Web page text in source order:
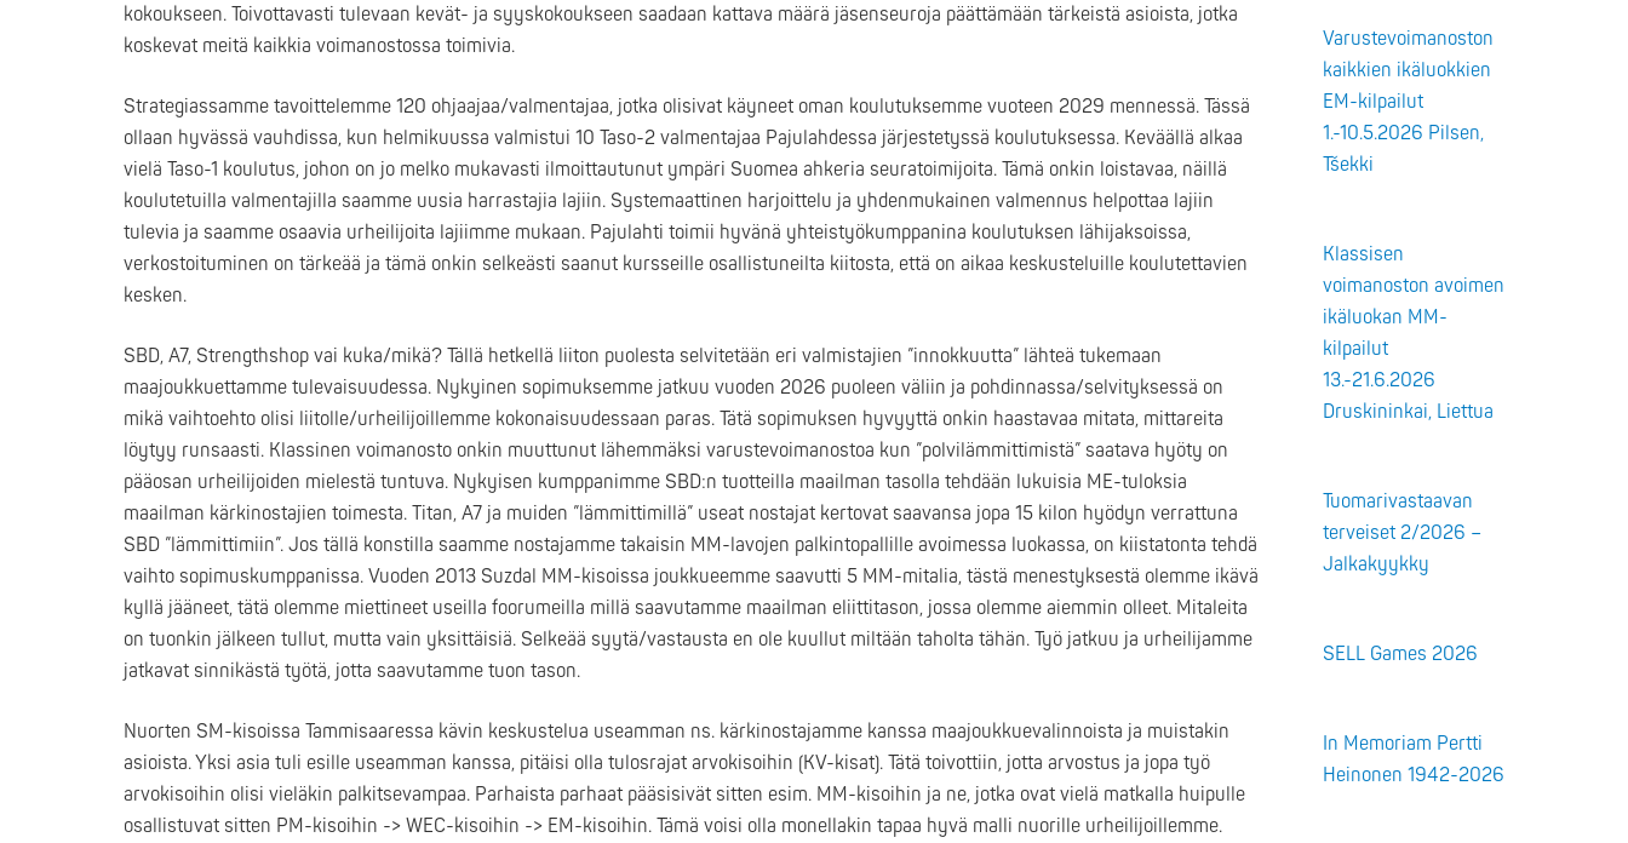
kokoukseen. Toivottavasti tulevaan kevät- ja syyskokoukseen saadaan kattava määrä jäsenseuroja päättämään tärkeistä asioista, jotka
koskevat meitä kaikkia voimanostossa toimivia.
Strategiassamme tavoittelemme 120 ohjaajaa/valmentajaa, jotka olisivat käyneet oman koulutuksemme vuoteen 2029 mennessä. Tässä
ollaan hyvässä vauhdissa, kun helmikuussa valmistui 10 Taso-2 valmentajaa Pajulahdessa järjestetyssä koulutuksessa. Keväällä alkaa
vielä Taso-1 koulutus, johon on jo melko mukavasti ilmoittautunut ympäri Suomea ahkeria seuratoimijoita. Tämä onkin loistavaa, näillä
koulutetuilla valmentajilla saamme uusia harrastajia lajiin. Systemaattinen harjoittelu ja yhdenmukainen valmennus helpottaa lajiin
tulevia ja saamme osaavia urheilijoita lajiimme mukaan. Pajulahti toimii hyvänä yhteistyökumppanina koulutuksen lähijaksoissa,
verkostoituminen on tärkeää ja tämä onkin selkeästi saanut kursseille osallistuneilta kiitosta, että on aikaa keskusteluille koulutettavien
kesken.
SBD, A7, Strengthshop vai kuka/mikä? Tällä hetkellä liiton puolesta selvitetään eri valmistajien ”innokkuutta” lähteä tukemaan
maajoukkuettamme tulevaisuudessa. Nykyinen sopimuksemme jatkuu vuoden 2026 puoleen väliin ja pohdinnassa/selvityksessä on
mikä vaihtoehto olisi liitolle/urheilijoillemme kokonaisuudessaan paras. Tätä sopimuksen hyvyyttä onkin haastavaa mitata, mittareita
löytyy runsaasti. Klassinen voimanosto onkin muuttunut lähemmäksi varustevoimanostoa kun ”polvilämmittimistä” saatava hyöty on
pääosan urheilijoiden mielestä tuntuva. Nykyisen kumppanimme SBD:n tuotteilla maailman tasolla tehdään lukuisia ME-tuloksia
maailman kärkinostajien toimesta. Titan, A7 ja muiden ”lämmittimillä” useat nostajat kertovat saavansa jopa 15 kilon hyödyn verrattuna
SBD ”lämmittimiin”. Jos tällä konstilla saamme nostajamme takaisin MM-lavojen palkintopallille avoimessa luokassa, on kiistatonta tehdä
vaihto sopimuskumppanissa. Vuoden 2013 Suzdal MM-kisoissa joukkueemme saavutti 5 MM-mitalia, tästä menestyksestä olemme ikävä
kyllä jääneet, tätä olemme miettineet useilla foorumeilla millä saavutamme maailman eliittitason, jossa olemme aiemmin olleet. Mitaleita
on tuonkin jälkeen tullut, mutta vain yksittäisiä. Selkeää syytä/vastausta en ole kuullut miltään taholta tähän. Työ jatkuu ja urheilijamme
jatkavat sinnikästä työtä, jotta saavutamme tuon tason.
Nuorten SM-kisoissa Tammisaaressa kävin keskustelua useamman ns. kärkinostajamme kanssa maajoukkuevalinnoista ja muistakin
asioista. Yksi asia tuli esille useamman kanssa, pitäisi olla tulosrajat arvokisoihin (KV-kisat). Tätä toivottiin, jotta arvostus ja jopa työ
arvokisoihin olisi vieläkin palkitsevampaa. Parhaista parhaat pääsisivät sitten esim. MM-kisoihin ja ne, jotka ovat vielä matkalla huipulle
osallistuvat sitten PM-kisoihin -> WEC-kisoihin -> EM-kisoihin. Tämä voisi olla monellakin tapaa hyvä malli nuorille urheilijoillemme.
Varustevoimanoston
kaikkien ikäluokkien
EM-kilpailut
1.-10.5.2026 Pilsen,
Tšekki
Klassisen
voimanoston avoimen
ikäluokan MM-
kilpailut
13.-21.6.2026
Druskininkai, Liettua
Tuomarivastaavan
terveiset 2/2026 –
Jalkakyykky
SELL Games 2026
In Memoriam Pertti
Heinonen 1942-2026